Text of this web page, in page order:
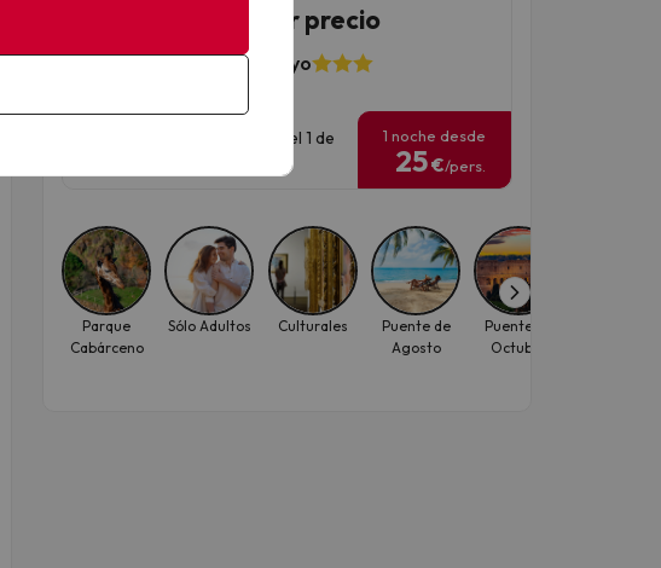
de Ólvega al mejor precio
Alda Mirador del Moncayo
Fechas para viajar: hasta el 1 de
1 noche desde
25€/pers.
Parque
Cabárceno
Sólo Adultos Culturales
Puente de
Agosto
Puente de
Octubre